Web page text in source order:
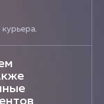
курьера.